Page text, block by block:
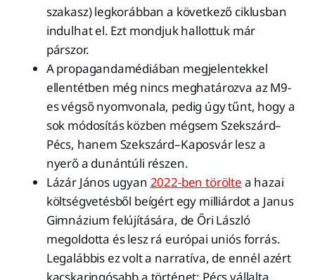
szakasz) legkorábban a következő ciklusban
indulhat el. Ezt mondjuk hallottuk már
párszor.
A propagandamédiában megjelentekkel
ellentétben még nincs meghatározva az M9-
es végső nyomvonala, pedig úgy tűnt, hogy a
sok módosítás közben mégsem Szekszárd–
Pécs, hanem Szekszárd–Kaposvár lesz a
nyerő a dunántúli részen.
Lázár János ugyan 2022-ben törölte a hazai
költségvetésből beígért egy milliárdot a Janus
Gimnázium felújítására, de Őri László
megoldotta és lesz rá európai uniós forrás.
Legalábbis ez volt a narratíva, de ennél azért